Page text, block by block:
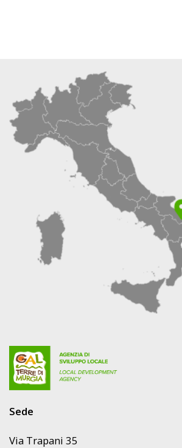
ELENCO
(SHORT
LIST)
INCARICHI
DI
CONSULENZA
NELL’ATTUAZIONE
DELLA
PROGRAMMAZIONE
LEADER
2023/2027
MURGIA
Sede
Via Trapani 35